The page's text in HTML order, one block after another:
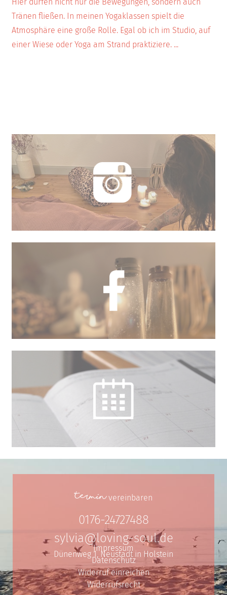
Tränen fließen. In meinen Yogaklassen spielt die
Atmosphäre eine große Rolle. Egal ob ich im Studio, auf
einer Wiese oder Yoga am Strand praktiziere. ...
Terminvereinbaren
0176-24727488
sylvia@loving-soul.de
Dünenweg 1, Neustadt in Holstein
Impressum
Datenschutz
Widerruf einreichen
Widerrufsrecht